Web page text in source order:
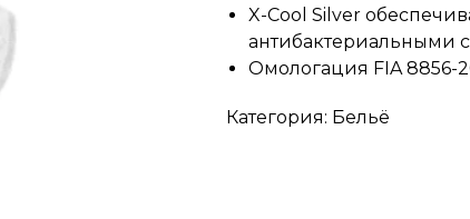
X-Cool Silver
антибактериальными
Омологация FIA 8856-
Категория: Бельё